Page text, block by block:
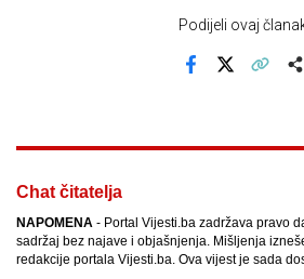
Podijeli ovaj
Chat čitatelja
NAPOMENA - Portal Vijesti.ba zadržava pravo
sadržaj bez najave i objašnjenja. Mišljenja
redakcije portala Vijesti.ba. Ova vijest je sada